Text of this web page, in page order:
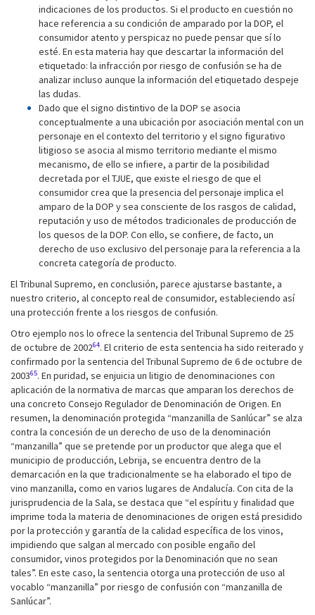
indicaciones de los productos. Si el producto en cuestión no
hace referencia a su condición de amparado por la DOP, el
consumidor atento y perspicaz no puede pensar que sí lo
esté. En esta materia hay que descartar la información del
etiquetado: la infracción por riesgo de confusión se ha de
analizar incluso aunque la información del etiquetado despeje
las dudas.
Dado que el signo distintivo de la DOP se asocia
conceptualmente a una ubicación por asociación mental con un
personaje en el contexto del territorio y el signo figurativo
litigioso se asocia al mismo territorio mediante el mismo
mecanismo, de ello se infiere, a partir de la posibilidad
decretada por el TJUE, que existe el riesgo de que el
consumidor crea que la presencia del personaje implica el
amparo de la DOP y sea consciente de los rasgos de calidad,
reputación y uso de métodos tradicionales de producción de
los quesos de la DOP. Con ello, se confiere, de facto, un
derecho de uso exclusivo del personaje para la referencia a la
concreta categoría de producto.
El Tribunal Supremo, en conclusión, parece ajustarse bastante, a
nuestro criterio, al concepto real de consumidor, estableciendo así
una protección frente a los riesgos de confusión.
Otro ejemplo nos lo ofrece la sentencia del Tribunal Supremo de 25
de octubre de 200264. El criterio de esta sentencia ha sido reiterado y
confirmado por la sentencia del Tribunal Supremo de 6 de octubre de
200365. En puridad, se enjuicia un litigio de denominaciones con
aplicación de la normativa de marcas que amparan los derechos de
una concreto Consejo Regulador de Denominación de Origen. En
resumen, la denominación protegida “manzanilla de Sanlúcar” se alza
contra la concesión de un derecho de uso de la denominación
“manzanilla” que se pretende por un productor que alega que el
municipio de producción, Lebrija, se encuentra dentro de la
demarcación en la que tradicionalmente se ha elaborado el tipo de
vino manzanilla, como en varios lugares de Andalucía. Con cita de la
jurisprudencia de la Sala, se destaca que “el espíritu y finalidad que
imprime toda la materia de denominaciones de origen está presidido
por la protección y garantía de la calidad específica de los vinos,
impidiendo que salgan al mercado con posible engaño del
consumidor, vinos protegidos por la Denominación que no sean
tales”. En este caso, la sentencia otorga una protección de uso al
vocablo “manzanilla” por riesgo de confusión con “manzanilla de
Sanlúcar”.